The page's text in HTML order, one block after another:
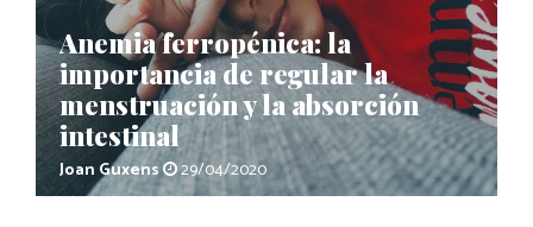
Anemia ferropénica: la
importancia de regular la
menstruación y la absorción
intestinal
Joan Guxens 29/04/2020